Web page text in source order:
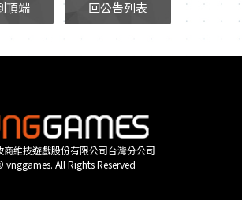
頂端 回公告列表
商維技遊戲股份有限公司台灣分公司
vnggames. All Rights Reserved